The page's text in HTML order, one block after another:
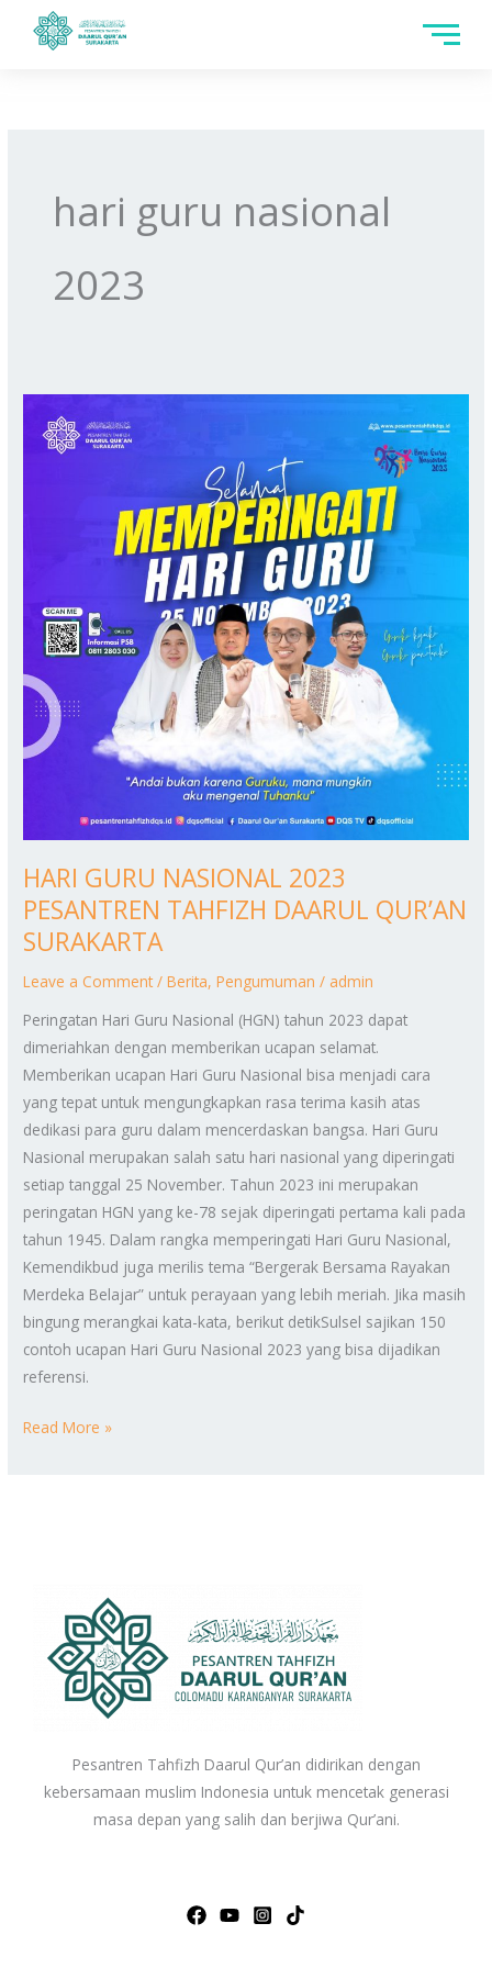
hari guru nasional
2023
HARI GURU NASIONAL 2023
PESANTREN TAHFIZH DAARUL QUR’AN
SURAKARTA
Leave a Comment /Berita,Pengumuman / admin
Peringatan Hari Guru Nasional (HGN) tahun 2023 dapat
dimeriahkan dengan memberikan ucapan selamat.
Memberikan ucapan Hari Guru Nasional bisa menjadi cara
yang tepat untuk mengungkapkan rasa terima kasih atas
dedikasi para guru dalam mencerdaskan bangsa. Hari Guru
Nasional merupakan salah satu hari nasional yang diperingati
setiap tanggal 25 November. Tahun 2023 ini merupakan
peringatan HGN yang ke-78 sejak diperingati pertama kali pada
tahun 1945. Dalam rangka memperingati Hari Guru Nasional,
Kemendikbud juga merilis tema “Bergerak Bersama Rayakan
Merdeka Belajar” untuk perayaan yang lebih meriah. Jika masih
bingung merangkai kata-kata, berikut detikSulsel sajikan 150
contoh ucapan Hari Guru Nasional 2023 yang bisa dijadikan
referensi.
GURU
NASIONAL
QUR’AN
SURAKARTA
Read More »
Pesantren Tahfizh Daarul Qur’an didirikan dengan
kebersamaan muslim Indonesia untuk mencetak generasi
masa depan yang salih dan berjiwa Qur’ani.